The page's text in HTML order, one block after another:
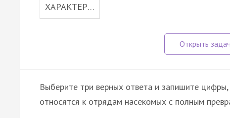
ХАРАКТЕР…
Выберите три верных ответа и запишите
относятся к отрядам насекомых с полным